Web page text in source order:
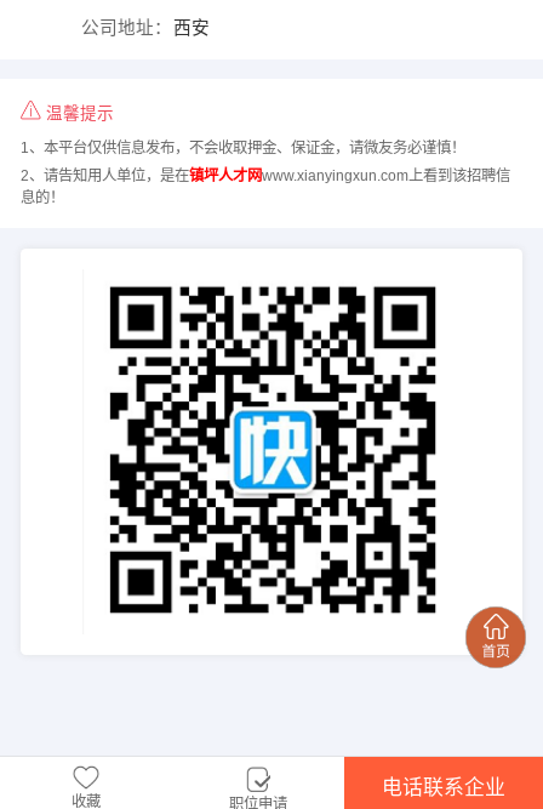
公司地址： 西安
温馨提示
1、本平台仅供信息发布，不会收取押金、保证金，请微友务必谨慎！
2、请告知用人单位，是在镇坪人才网www.xianyingxun.com上看到该招聘信
息的！
收藏 职位申请
电话联系企业